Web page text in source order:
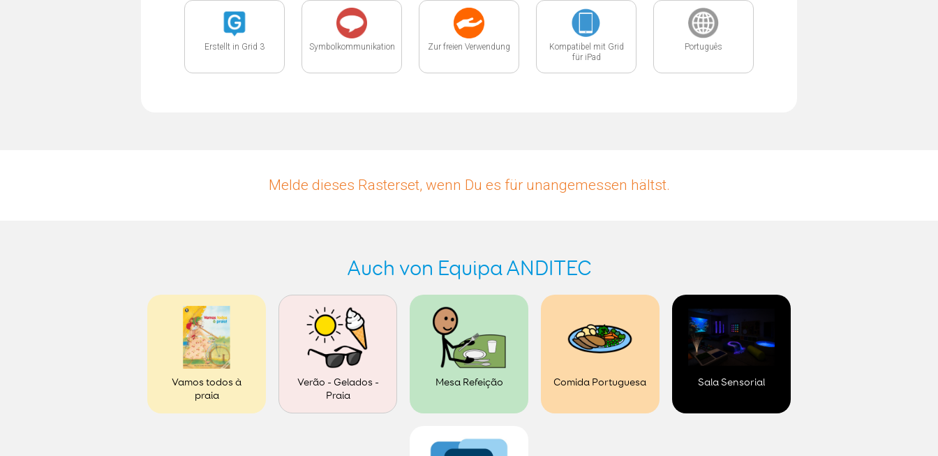
Erstellt in Grid 3 Symbolkommunikation Zur freien Verwendung
Kompatibel mit Grid
für iPad
Português
Melde dieses Rasterset, wenn Du es für unangemessen hältst.
Auch von Equipa ANDITEC
Vamos todos à
praia
Verão - Gelados -
Praia
Mesa Refeição Comida Portuguesa Sala Sensorial